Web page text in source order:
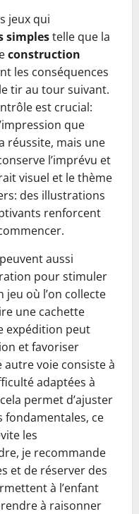
jeux qui
simplestelle que la
construction
les conséquences
tir au tour suivant.
est crucial:
que
réussite, mais une
l’imprévu et
visuel et le thème
des illustrations
renforcent
aussi
pour stimuler
jeu où l’on collecte
une cachette
expédition peut
et favoriser
autre voie consiste à
adaptées à
permet d’ajuster
fondamentales, ce
les
je recommande
et de réserver des
à l’enfant
à raisonner